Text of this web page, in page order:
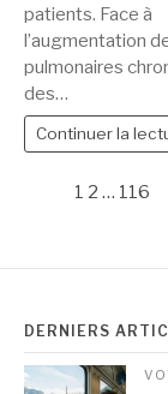
patients. Face à
l’augmentation
pulmonaires
des…
Continuer la
1 2 … 116
DERNIERS